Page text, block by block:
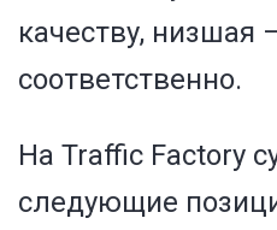
качеству, низшая
соответственно.
На Traffic Factory
следующие